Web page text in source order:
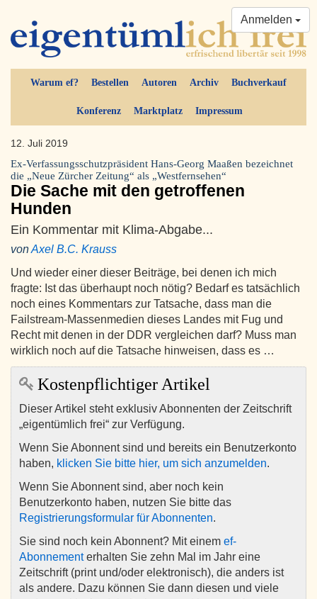
Warum ef? Bestellen Autoren Archiv Buchverkauf
Konferenz Marktplatz Impressum
Anmelden
12. Juli 2019
Ex-Verfassungsschutzpräsident Hans-Georg Maaßen bezeichnet
die „Neue Zürcher Zeitung“ als „Westfernsehen“
Die Sache mit den getroffenen
Hunden
Ein Kommentar mit Klima-Abgabe...
vonAxel B.C. Krauss
Und wieder einer dieser Beiträge, bei denen ich mich
fragte: Ist das überhaupt noch nötig? Bedarf es tatsächlich
noch eines Kommentars zur Tatsache, dass man die
Failstream-Massenmedien dieses Landes mit Fug und
Recht mit denen in der DDR vergleichen darf? Muss man
wirklich noch auf die Tatsache hinweisen, dass es …
Kostenpflichtiger Artikel
Dieser Artikel steht exklusiv Abonnenten der Zeitschrift
„eigentümlich frei“ zur Verfügung.
Wenn Sie Abonnent sind und bereits ein Benutzerkonto
haben, klicken Sie bitte hier, um sich anzumelden.
Wenn Sie Abonnent sind, aber noch kein
Benutzerkonto haben, nutzen Sie bitte das
Registrierungsformular für Abonnenten.
Sie sind noch kein Abonnent? Mit einem ef-
Abonnementerhalten Sie zehn Mal im Jahr eine
Zeitschrift (print und/oder elektronisch), die anders ist
als andere. Dazu können Sie dann diesen und viele